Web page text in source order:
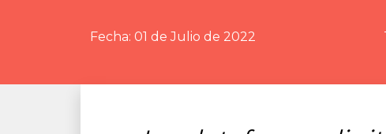
Fecha: 01 de Julio de 2022